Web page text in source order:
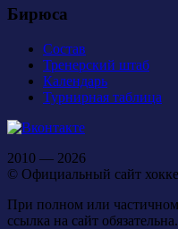
Бирюса
Состав
Тренерский штаб
Календарь
Турнирная таблица
2010 — 2026
© Официальный сайт
При полном или
ссылка на сайт обязательна.